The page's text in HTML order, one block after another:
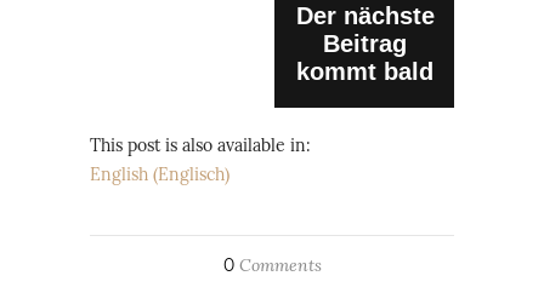
Der nächste
Beitrag
kommt bald
This post is also available in:
English (Englisch)
0Comments